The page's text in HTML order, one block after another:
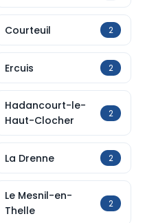
Courteuil 2
Ercuis 2
Hadancourt-le-
Haut-Clocher
2
La Drenne 2
Le Mesnil-en-
Thelle
2